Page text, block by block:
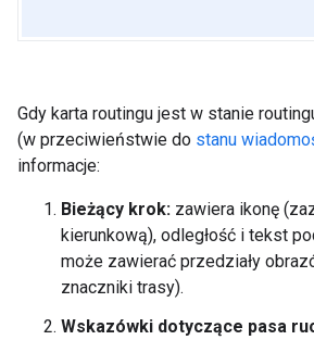
Gdy karta routingu jest w stanie
(w przeciwieństwie do stanu
informacje:
Bieżący krok: zawiera ikonę
kierunkową), odległość i tekst
może zawierać przedziały
znaczniki trasy).
Wskazówki dotyczące pasa